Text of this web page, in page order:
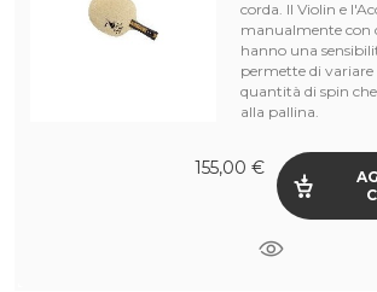
corda. Il Violin e
manualmente con
hanno una
permette di
quantità di spin
alla pallina.
155,00 €